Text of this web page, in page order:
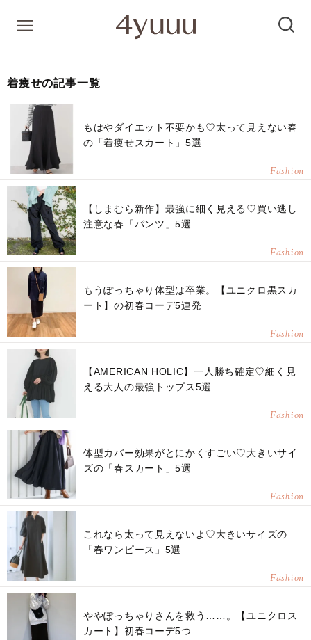
着痩せの記事一覧
もはやダイエット不要かも♡太って見えない春
の「着痩せスカート」5選
Fashion
【しまむら新作】最強に細く見える♡買い逃し
注意な春「パンツ」5選
Fashion
もうぽっちゃり体型は卒業。【ユニクロ黒スカ
ート】の初春コーデ5連発
Fashion
【AMERICAN HOLIC】一人勝ち確定♡細く見
える大人の最強トップス5選
Fashion
体型カバー効果がとにかくすごい♡大きいサイ
ズの「春スカート」5選
Fashion
これなら太って見えないよ♡大きいサイズの
「春ワンピース」5選
Fashion
ややぽっちゃりさんを救う……。【ユニクロス
カート】初春コーデ5つ